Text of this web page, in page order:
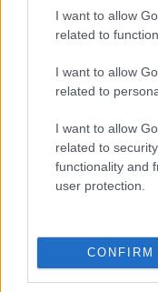
I want to allow
related to
I want to allow
related to
I want to allow
related to
functionality and
user protection.
CONFIRM
scoprire un lato
eccitante della
Il fatto è che…
un re. Prova a
permetti di
AUTORE